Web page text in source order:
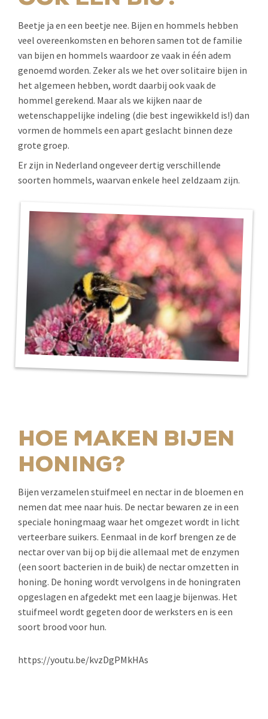
Beetje ja en een beetje nee. Bijen en hommels hebben
veel overeenkomsten en behoren samen tot de familie
van bijen en hommels waardoor ze vaak in één adem
genoemd worden. Zeker als we het over solitaire bijen in
het algemeen hebben, wordt daarbij ook vaak de
hommel gerekend. Maar als we kijken naar de
wetenschappelijke indeling (die best ingewikkeld is!) dan
vormen de hommels een apart geslacht binnen deze
grote groep.
Er zijn in Nederland ongeveer dertig verschillende
soorten hommels, waarvan enkele heel zeldzaam zijn.
HOE MAKEN BIJEN
HONING?
Bijen verzamelen stuifmeel en nectar in de bloemen en
nemen dat mee naar huis. De nectar bewaren ze in een
speciale honingmaag waar het omgezet wordt in licht
verteerbare suikers. Eenmaal in de korf brengen ze de
nectar over van bij op bij die allemaal met de enzymen
(een soort bacterien in de buik) de nectar omzetten in
honing. De honing wordt vervolgens in de honingraten
opgeslagen en afgedekt met een laagje bijenwas. Het
stuifmeel wordt gegeten door de werksters en is een
soort brood voor hun.
https://youtu.be/kvzDgPMkHAs